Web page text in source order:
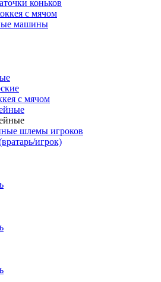
коньков
с мячом
машины
с мячом
шлемы игроков
игрок)